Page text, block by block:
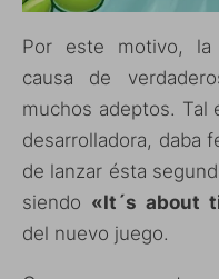
Por este motivo, la
causa de
muchos adeptos. Tal
desarrolladora, daba
de lanzar ésta
siendo «It´s about
del nuevo juego.